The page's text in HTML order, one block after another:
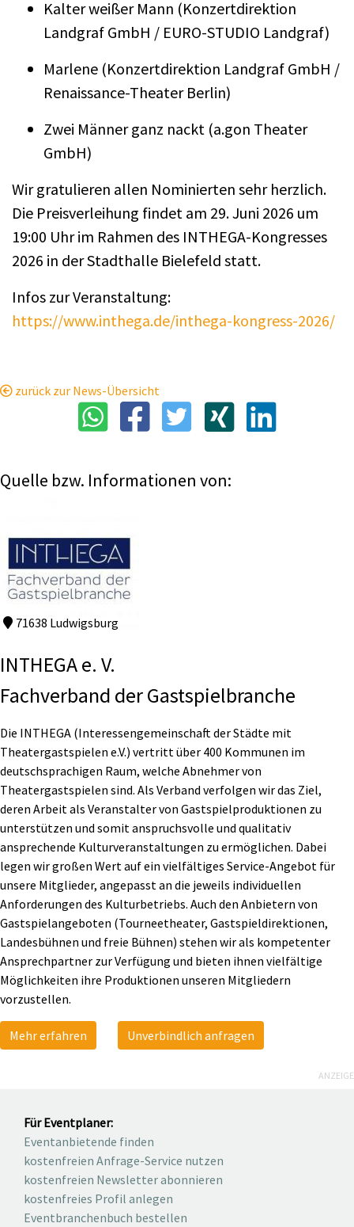
Kalter weißer Mann (Konzertdirektion
Landgraf GmbH / EURO-STUDIO Landgraf)
Marlene (Konzertdirektion Landgraf GmbH /
Renaissance-Theater Berlin)
Zwei Männer ganz nackt (a.gon Theater
GmbH)
Wir gratulieren allen Nominierten sehr herzlich.
Die Preisverleihung findet am 29. Juni 2026 um
19:00 Uhr im Rahmen des INTHEGA-Kongresses
2026 in der Stadthalle Bielefeld statt.
Infos zur Veranstaltung:
https://www.inthega.de/inthega-kongress-2026/
zurück zur News-Übersicht
Quelle bzw. Informationen von:
71638 Ludwigsburg
INTHEGA e. V.
Fachverband der Gastspielbranche
Die INTHEGA (Interessengemeinschaft der Städte mit
Theatergastspielen e.V.) vertritt über 400 Kommunen im
deutschsprachigen Raum, welche Abnehmer von
Theatergastspielen sind. Als Verband verfolgen wir das Ziel,
deren Arbeit als Veranstalter von Gastspielproduktionen zu
unterstützen und somit anspruchsvolle und qualitativ
ansprechende Kulturveranstaltungen zu ermöglichen. Dabei
legen wir großen Wert auf ein vielfältiges Service-Angebot für
unsere Mitglieder, angepasst an die jeweils individuellen
Anforderungen des Kulturbetriebs. Auch den Anbietern von
Gastspielangeboten (Tourneetheater, Gastspieldirektionen,
Landesbühnen und freie Bühnen) stehen wir als kompetenter
Ansprechpartner zur Verfügung und bieten ihnen vielfältige
Möglichkeiten ihre Produktionen unseren Mitgliedern
vorzustellen.
Mehr erfahren Unverbindlich anfragen
ANZEIGE
Für Eventplaner:
Eventanbietende finden
kostenfreien Anfrage-Service nutzen
kostenfreien Newsletter abonnieren
kostenfreies Profil anlegen
Eventbranchenbuch bestellen